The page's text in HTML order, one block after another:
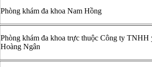
Phòng khám đa khoa Nam Hồng
Phòng khám đa khoa trực thuộc Công ty TNHH
Hoàng Ngân